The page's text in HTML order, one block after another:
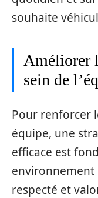
souhaite
Améliorer
sein de
Pour renforcer
équipe, une
efficace est
environnement
respecté et